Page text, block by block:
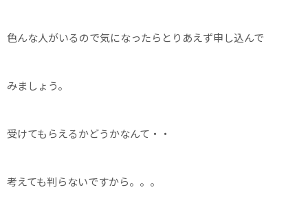
色んな人がいるので気になったらとりあえず申し込んで
みましょう。
受けてもらえるかどうかなんて・・
考えても判らないですから。。。